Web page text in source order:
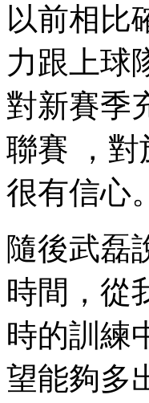
以前相比
力跟上球
對新賽季
聯賽 ，
很有信心
隨後武磊
時間，
時的訓練
望能夠多